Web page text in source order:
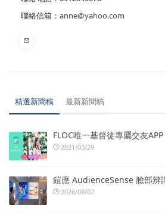
聯絡信箱： anne@yahoo.com
精選新聞稿 最新新聞稿
FLOC唯一基督徒專屬交友
2021/03/29
鎧應 AudienceSense 臉部辨
2026/08/07